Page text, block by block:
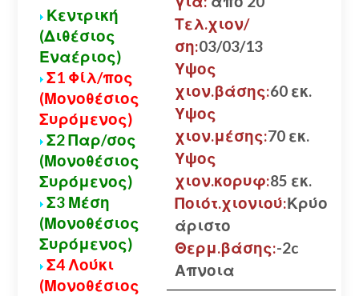
Κεντρική
(Διθέσιος
Εναέριος)
Σ1 Φίλ/πος
(Μονοθέσιος
Συρόμενος)
Σ2 Παρ/σος
(Μονοθέσιος
Συρόμενος)
Σ3 Μέση
(Μονοθέσιος
Συρόμενος)
Σ4 Λούκι
(Μονοθέσιος
Τελ.χιον/
ση:03/03/13
Υψος
χιον.βάσης:60 εκ.
Υψος
χιον.μέσης:70 εκ.
Υψος
χιον.κορυφ:85 εκ.
Ποιότ.χιονιού:Κρύο
άριστο
Θερμ.βάσης:-2c
Απνοια